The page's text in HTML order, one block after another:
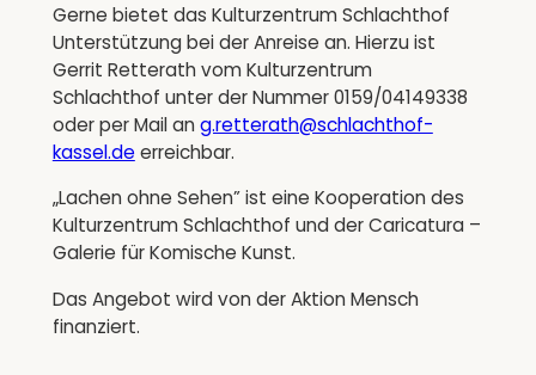
Gerne bietet das Kulturzentrum Schlachthof
Unterstützung bei der Anreise an. Hierzu ist
Gerrit Retterath vom Kulturzentrum
Schlachthof unter der Nummer 0159/04149338
oder per Mail an g.retterath@schlachthof-
kassel.de erreichbar.
„Lachen ohne Sehen” ist eine Kooperation des
Kulturzentrum Schlachthof und der Caricatura –
Galerie für Komische Kunst.
Das Angebot wird von der Aktion Mensch
finanziert.